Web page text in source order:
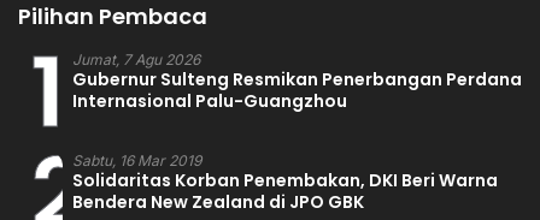
Pilihan Pembaca
1 Jumat, 7 Agu 2026
Gubernur Sulteng Resmikan Penerbangan Perdana
Internasional Palu-Guangzhou
Sabtu, 16 Mar 2019
Solidaritas Korban Penembakan, DKI Beri Warna
Bendera New Zealand di JPO GBK